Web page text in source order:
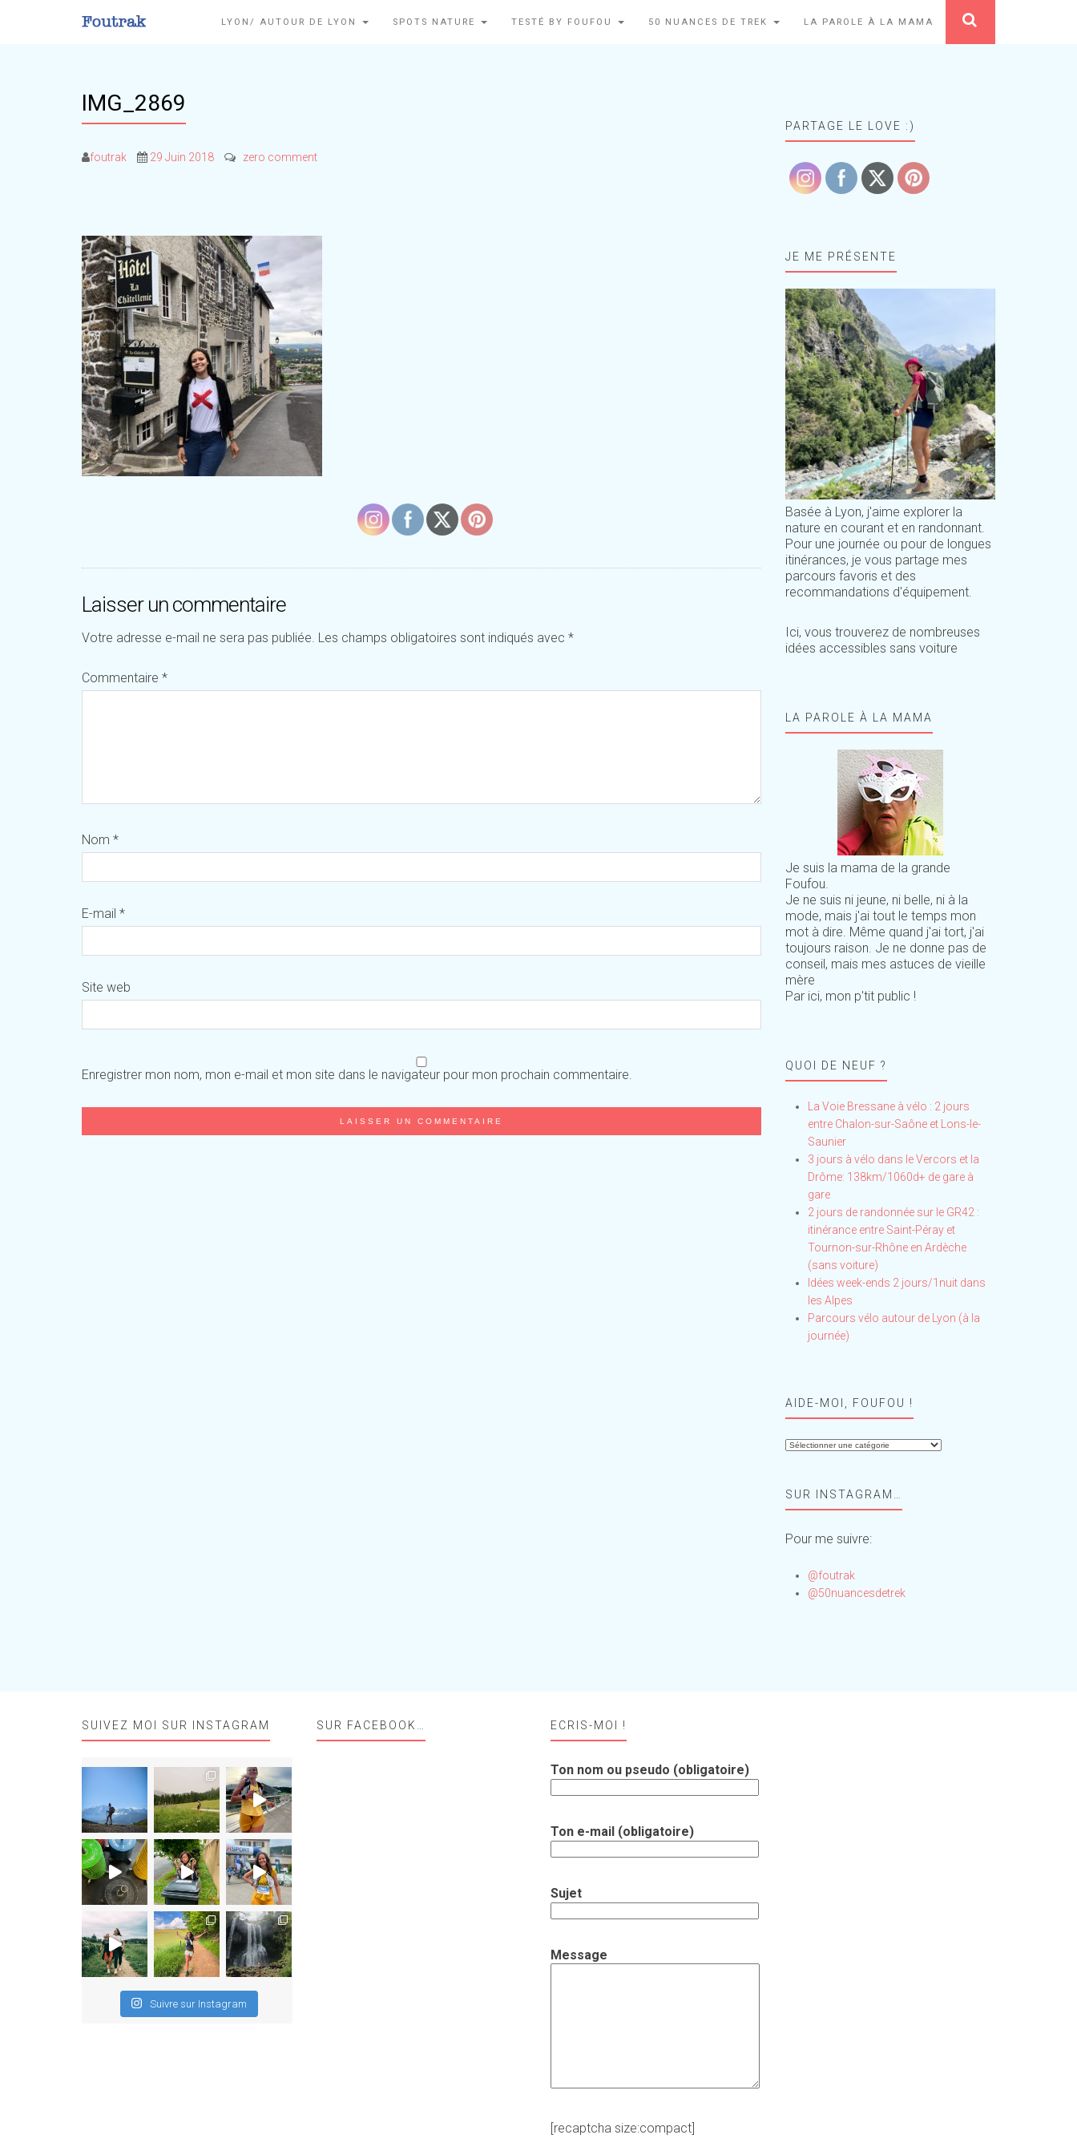
LYON/ AUTOUR DE LYON SPOTS NATURE TESTÉ BY FOUFOU 50 NUANCES DE TREK LA PAROLE À LA MAMA
IMG_2869
foutrak 29 Juin 2018 zero comment
Laisser un commentaire
Votre adresse e-mail ne sera pas publiée. Les champs obligatoires sont indiqués avec *
Commentaire *
Nom *
E-mail *
Site web
Enregistrer mon nom, mon e-mail et mon site dans le navigateur pour mon prochain commentaire.
PARTAGE LE LOVE :)
JE ME PRÉSENTE
Basée à Lyon, j'aime explorer la
nature en courant et en randonnant.
Pour une journée ou pour de longues
itinérances, je vous partage mes
parcours favoris et des
recommandations d'équipement.
Ici, vous trouverez de nombreuses
idées accessibles sans voiture
LA PAROLE À LA MAMA
Je suis la mama de la grande
Foufou.
Je ne suis ni jeune, ni belle, ni à la
mode, mais j'ai tout le temps mon
mot à dire. Même quand j'ai tort, j'ai
toujours raison. Je ne donne pas de
conseil, mais mes astuces de vieille
mère
Par ici, mon p'tit public !
QUOI DE NEUF ?
La Voie Bressane à vélo : 2 jours
entre Chalon-sur-Saône et Lons-le-
Saunier
3 jours à vélo dans le Vercors et la
Drôme: 138km/1060d+ de gare à
gare
2 jours de randonnée sur le GR42 :
itinérance entre Saint-Péray et
Tournon-sur-Rhône en Ardèche
(sans voiture)
Idées week-ends 2 jours/1nuit dans
les Alpes
Parcours vélo autour de Lyon (à la
journée)
AIDE-MOI, FOUFOU !
Aide-
!SUR INSTAGRAM…
Pour me suivre:
@foutrak
@50nuancesdetrek
SUIVEZ MOI SUR INSTAGRAM
Suivre sur Instagram
SUR FACEBOOK… ECRIS-MOI !
Ton nom ou pseudo (obligatoire)
Ton e-mail (obligatoire)
Sujet
Message
[recaptcha size:compact]